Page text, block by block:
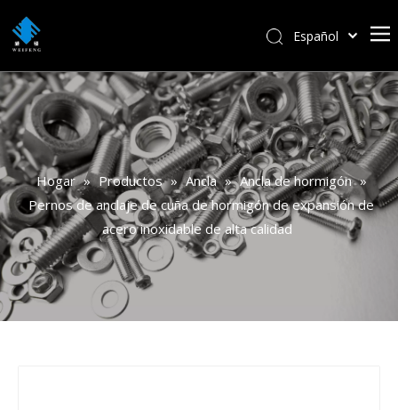
Español
हिन्दी
Italiano
Deutsch
Português
Pусский
Français
Hogar » Productos » Ancla » Ancla de hormigón »
Pernos de anclaje de cuña de hormigón de expansión de
acero inoxidable de alta calidad